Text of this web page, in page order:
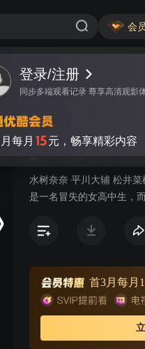
会
登录/注册
同步多端观看记录 尊享高清观影
月每月 15元，畅享精彩内容
视频 讨论
恶作剧之吻
搞笑
水树奈奈 平川大辅 松井
是一名冒失的女高中生，
造机会送他一封情书。 然而，幸运的是，在偶然之下他们
首3月每月